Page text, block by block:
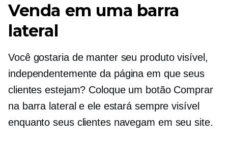
Venda em uma barra
lateral
Você gostaria de manter seu produto visível,
independentemente da página em que seus
clientes estejam? Coloque um botão Comprar
na barra lateral e ele estará sempre visível
enquanto seus clientes navegam em seu site.